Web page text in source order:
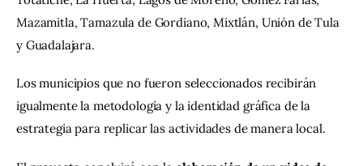
Mazamitla, Tamazula de Gordiano, Mixtlán, Unión de Tula
y Guadalajara.
Los municipios que no fueron seleccionados recibirán
igualmente la metodología y la identidad gráfica de la
estrategia para replicar las actividades de manera local.